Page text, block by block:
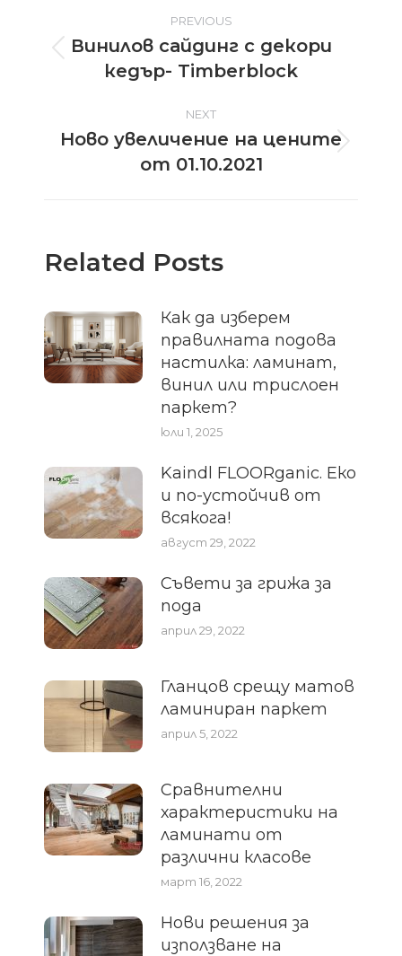
navigation
PREVIOUS
Previous
post:
Винилов сайдинг с декори
кедър- Timberblock
NEXT
Next
post:
Ново увеличение на цените
от 01.10.2021
Related Posts
Как да изберем
правилната подова
настилка: ламинат,
винил или трислоен
паркет?
юли 1, 2025
Kaindl FLOORganic. Еко
и по-устойчив от
всякога!
август 29, 2022
Съвети за грижа за
пода
април 29, 2022
Гланцов срещу матов
ламиниран паркет
април 5, 2022
Сравнителни
характеристики на
ламинати от
различни класове
март 16, 2022
Нови решения за
използване на